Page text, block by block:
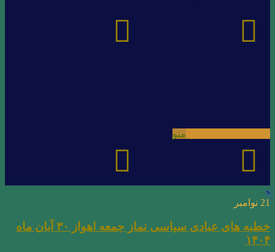
منو
21 نوامبر
خطبه های عبادی سیاسی نماز جمعه اهواز ۳۰ آبان ماه
۱۴۰۴